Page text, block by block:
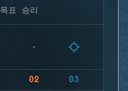
목표 승리
02 03